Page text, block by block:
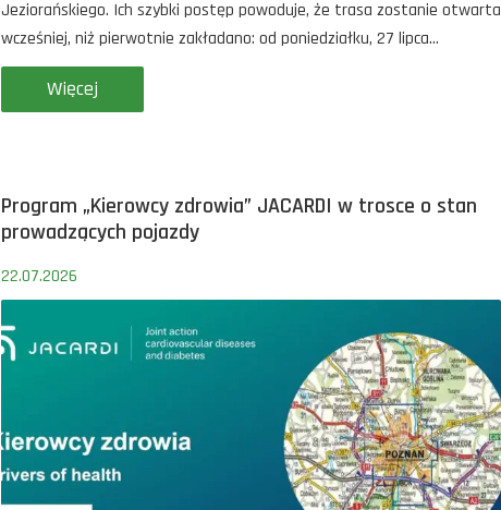
Jeziorańskiego. Ich szybki postęp powoduje, że trasa zostanie otwarta
wcześniej, niż pierwotnie zakładano: od poniedziałku, 27 lipca...
Więcej
Program „Kierowcy zdrowia” JACARDI w trosce o stan
prowadzących pojazdy
22.07.2026